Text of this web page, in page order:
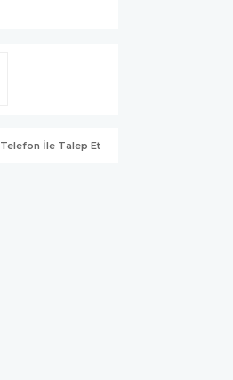
Telefon İle Talep Et